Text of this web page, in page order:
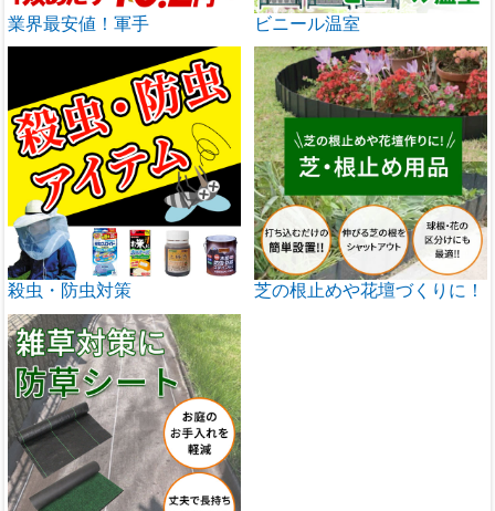
業界最安値！軍手 ビニール温室
殺虫・防虫対策 芝の根止めや花壇づくりに！